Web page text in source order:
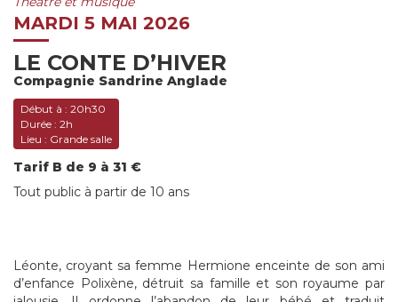
MARDI 5 MAI 2026
LE CONTE D’HIVER
Compagnie Sandrine Anglade
Début à : 20h30
Durée : 2h
Lieu : Grande salle
Tarif B de 9 à 31 €
Tout public à partir de 10 ans
Léonte, croyant sa femme Hermione enceinte de son ami
d’enfance Polixène, détruit sa famille et son royaume par